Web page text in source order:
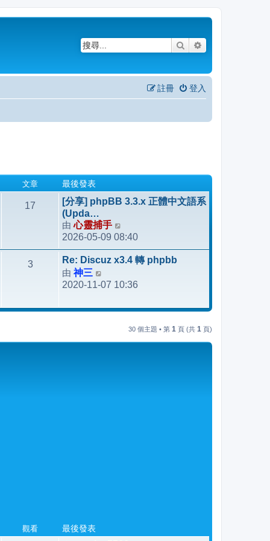
搜尋
登入
註冊
文章 最後發表
17
[分享] phpBB 3.3.x 正體中文語系
(Upda…
由心靈捕手
視
最
後
發
表
2026-05-09 08:40
3
Re: Discuz x3.4 轉 phpbb
由 神三
視
後
表
2020-11-07 10:36
30 個主題 • 第 1 頁 (共 1 頁)
觀看 最後發表